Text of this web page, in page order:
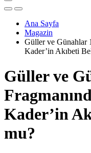
Ana Sayfa
Magazin
Güller ve Günahlar
Kader’in Akıbeti
Güller ve
Kader’in
mu?